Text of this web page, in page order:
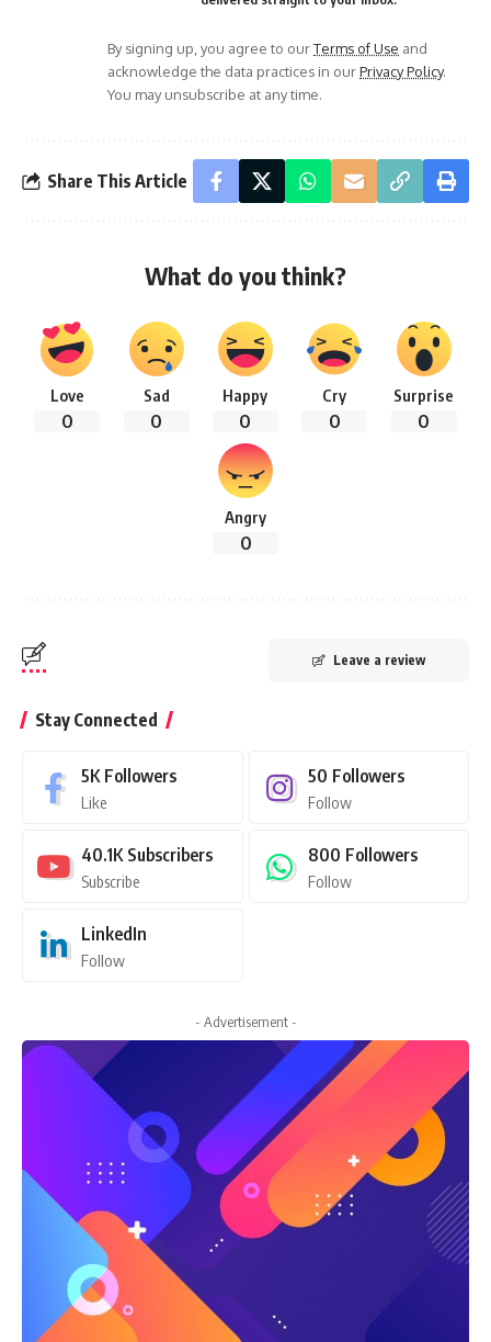
By signing up, you agree to ourTerms of Use and
acknowledge the data practices in ourPrivacy Policy.
You may unsubscribe at any time.
Share This Article
What do you think?
Love
0
Sad
0
Happy
0
Cry
0
Surprise
0
Angry
0
Leave a review
Stay Connected
5K Followers
Like
50 Followers
Follow
40.1K Subscribers
Subscribe
800 Followers
Follow
LinkedIn
Follow
- Advertisement -